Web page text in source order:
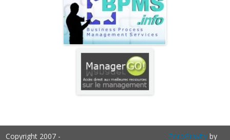
Copyright 2007 - ZeroGravityby